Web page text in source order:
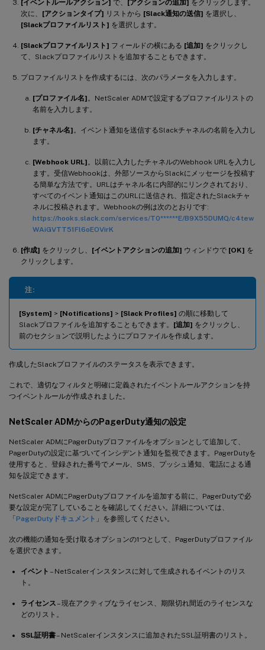
[イベントルールアクション] で、 [アクションの追加] をクリックします。
次に、 [アクションタイプ] リストから [Slack通知の送信] を選択し、
[Slackプロファイルリスト] を選択します。
[Slackプロファイルリスト] フィールドの横にある [追加] をクリックし
て、Slackプロファイルリストを追加することもできます。
プロファイルリストを作成するには、次のパラメータを入力します。
[プロファイル名] 。NetScaler ADMで設定するプロファイルリストの
名前を入力します。
[チャネル名] 。イベント通知を送信するSlackチャネルの名前を入力し
ます。
[Webhook URL] 。以前に入力したチャネルのWebhook URLを入力し
ます。受信Webhookは、外部ソースからSlackにメッセージを投稿す
る簡単な方法です。URLはチャネル名に内部的にリンクされており、
すべてのイベント通知はこのURLに送信され、指定されたSlackチャ
ネルに投稿されます。Webhookの例は次のとおりです:
https://hooks.slack.com/services/T0******E/B9X55DUMQ/c4tew
WAiGVTT51Fl6oEOVirK
[作成] をクリックし、 [イベントアクションの追加] ウィンドウで [OK] を
クリックします。
注:
[System] > [Notifications] > [Slack Profiles] の順に移動して
Slackプロファイルを追加することもできます。 [追加] をクリックし、
前のセクションで説明したようにプロファイルを作成します。
作成したSlackプロファイルのステータスを表示できます。
これで、適切なフィルタと明確に定義されたイベントルールアクションを持
つイベントルールが作成されました。
NetScaler ADMからのPagerDuty通知の設定
NetScaler ADMにPagerDutyプロファイルをオプションとして追加して、
PagerDutyの設定に基づいてインシデント通知を監視できます。PagerDutyを
使用すると、登録された番号でメール、SMS、プッシュ通知、電話による通
知を設定できます。
NetScaler ADMにPagerDutyプロファイルを追加する前に、PagerDutyで必
要な設定が完了していることを確認してください。詳細については、
「PagerDutyドキュメント 」を参照してください。
次の機能の通知を受け取るオプションの1つとして、PagerDutyプロファイル
を選択できます。
イベント – NetScalerインスタンスに対して生成されるイベントのリス
ト。
ライセンス– 現在アクティブなライセンス、期限切れ間近のライセンスな
どのリスト。
SSL証明書– NetScalerインスタンスに追加されたSSL証明書のリスト。